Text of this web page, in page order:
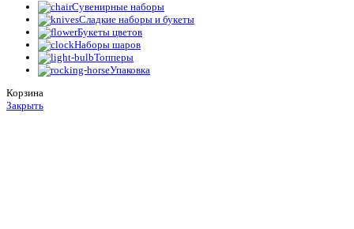
Сувенирные наборы
Сладкие наборы и букеты
Букеты цветов
Наборы шаров
Топперы
Упаковка
Корзина
Закрыть